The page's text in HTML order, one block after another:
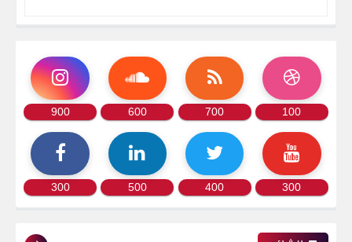
100
700
600
900
300
400
500
300